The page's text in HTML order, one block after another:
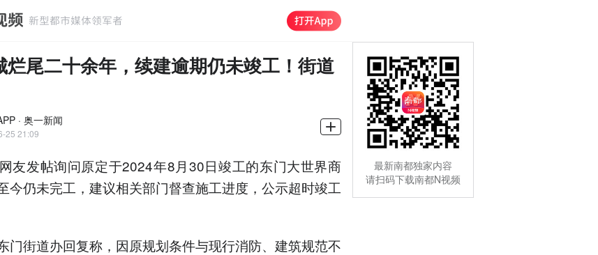
烂尾二十余年，续建逾期仍未竣工！街道
· 奥一新闻
25 21:09
友发帖询问原定于2024年8月30日竣工的东门大世界商
今仍未完工，建议相关部门督查施工进度，公示超时竣工
门街道办回复称，因原规划条件与现行消防、建筑规范不
最新南都独家内容
请扫码下载南都N视频